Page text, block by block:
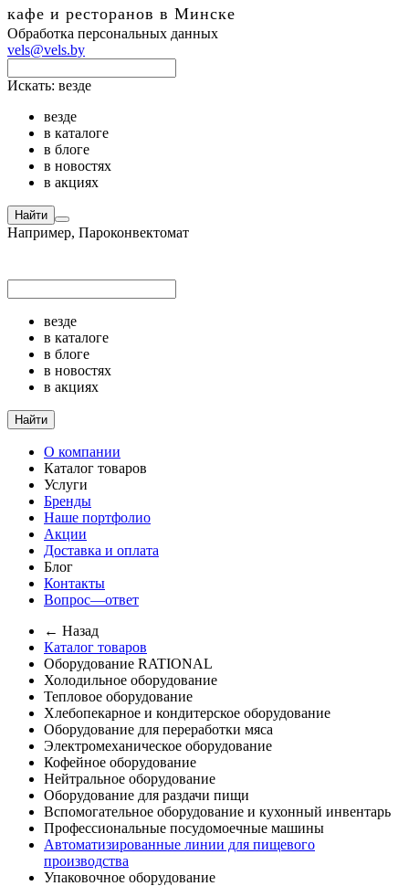
кафе и ресторанов в Минске
Обработка персональных данных
vels@vels.by
Искать: везде
везде
в каталоге
в блоге
в новостях
в акциях
Найти
Например, Пароконвектомат
везде
в каталоге
в блоге
в новостях
в акциях
Найти
О компании
Каталог товаров
Услуги
Бренды
Наше портфолио
Акции
Доставка и оплата
Блог
Контакты
Вопрос—ответ
← Назад
Каталог товаров
Оборудование RATIONAL
Холодильное оборудование
Тепловое оборудование
Хлебопекарное и кондитерское оборудование
Оборудование для переработки мяса
Электромеханическое оборудование
Кофейное оборудование
Нейтральное оборудование
Оборудование для раздачи пищи
Вспомогательное оборудование и кухонный инвентарь
Профессиональные посудомоечные машины
Автоматизированные линии для пищевого
производства
Упаковочное оборудование